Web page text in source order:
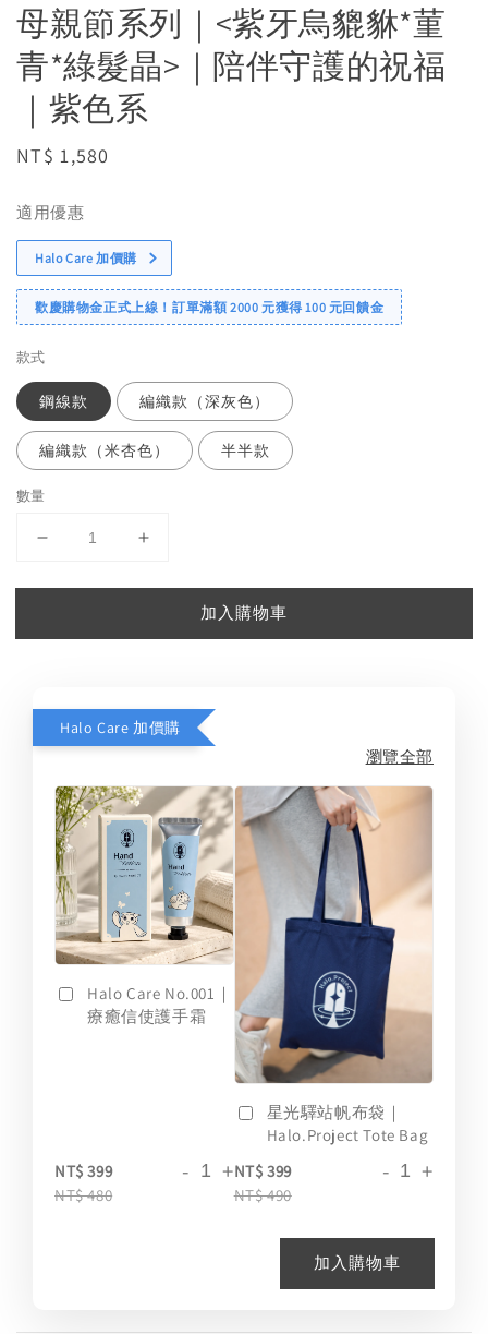
母親節系列｜<紫牙烏貔貅*菫
青*綠髮晶>｜陪伴守護的祝福
｜紫色系
Regular
NT$ 1,580
適用優惠
Halo Care 加價購
歡慶購物金正式上線！訂單滿額 2000 元獲得 100 元回饋金
款式
鋼線款 編織款（深灰色）
編織款（米杏色） 半半款
數量
加入購物車
Halo Care 加價購
瀏覽全部
Halo Care No.001｜
療癒信使護手霜
NT$ 399
NT$ 480
- +
星光驛站帆布袋｜
Halo.Project Tote Bag
NT$ 399
NT$ 490
- +
加入購物車